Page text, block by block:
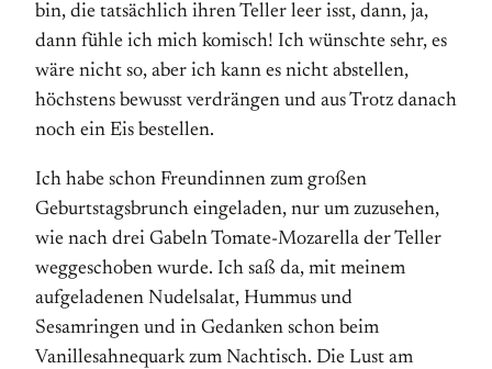
bin, die tatsächlich ihren Teller leer isst, dann, ja,
dann fühle ich mich komisch! Ich wünschte sehr, es
wäre nicht so, aber ich kann es nicht abstellen,
höchstens bewusst verdrängen und aus Trotz danach
noch ein Eis bestellen.
Ich habe schon Freundinnen zum großen
Geburtstagsbrunch eingeladen, nur um zuzusehen,
wie nach drei Gabeln Tomate-Mozarella der Teller
weggeschoben wurde. Ich saß da, mit meinem
aufgeladenen Nudelsalat, Hummus und
Sesamringen und in Gedanken schon beim
Vanillesahnequark zum Nachtisch. Die Lust am